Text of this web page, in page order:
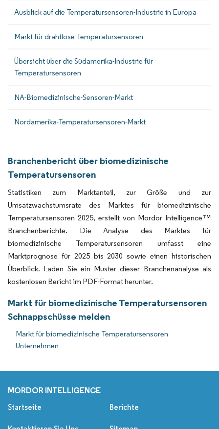
Ausblick auf die Temperatursensoren-Industrie in Europa
Markt für drahtlose Temperatursensoren
Übersicht über die Südamerika-Industrie für
Temperatursensoren
NA-Biomedizinische-Sensoren-Markt
Nordamerika-Temperatursensoren-Markt
Branchenbericht über biomedizinische
Temperatursensoren
Statistiken zum Marktanteil, zur Größe und zur
Umsatzwachstumsrate des Marktes für biomedizinische
Temperatursensoren 2025, erstellt von Mordor Intelligence™
Branchenberichte. Die Analyse des Marktes für
biomedizinische Temperatursensoren umfasst eine
Marktprognose für 2025 bis 2030 sowie einen historischen
Überblick. Laden Sie ein Muster dieser Branchenanalyse als
kostenlosen Bericht im PDF-Format herunter.
Markt für biomedizinische Temperatursensoren
Schnappschüsse melden
Markt für biomedizinische Temperatursensoren
Unternehmen
MORDOR INTELLIGENCE
Startseite Berichte